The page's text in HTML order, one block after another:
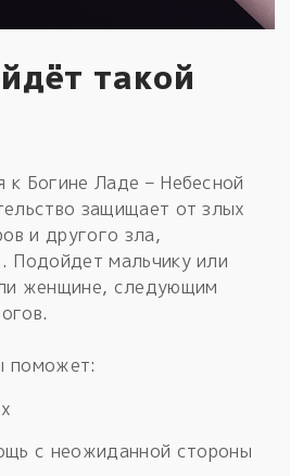
такой
к Богине Ладе – Небесной
защищает от злых
и другого зла,
Подойдет мальчику или
женщине, следующим
поможет:
с неожиданной стороны